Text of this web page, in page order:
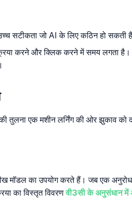
सटीकता जो AI के लिए कठिन हो सकती
करने और क्लिक करने में समय लगता
तुलना एक मशीन लर्निंग की ओर झुकाव को
मॉडल का उपयोग करते हैं। जब एक
का विस्तृत विवरणवी3सी के अनुसंधान में